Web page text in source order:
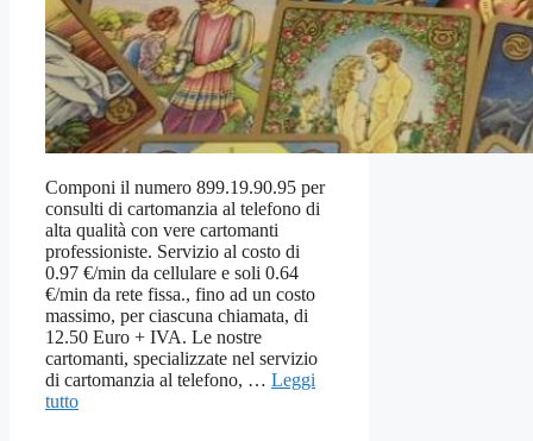
Componi il numero 899.19.90.95 per
consulti di cartomanzia al telefono di
alta qualità con vere cartomanti
professioniste. Servizio al costo di
0.97 €/min da cellulare e soli 0.64
€/min da rete fissa., fino ad un costo
massimo, per ciascuna chiamata, di
12.50 Euro + IVA. Le nostre
cartomanti, specializzate nel servizio
di cartomanzia al telefono, … Leggi
tutto